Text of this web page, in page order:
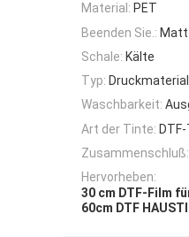
Material: PET
Beenden Sie.:
Schale: Kälte
Typ:
Waschbarkeit:
Art der Tinte:
Zusammenschluß:
Hervorheben:
30 cm DTF-Film
60cm DTF